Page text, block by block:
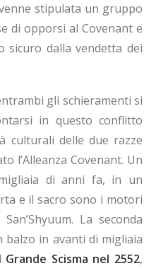
stipulata un gruppo
di opporsi al Covenant e
dalla vendetta dei
gli schieramenti si
in questo conflitto
culturali delle due razze
l’Alleanza Covenant. Un
di anni fa, in un
e il sacro sono i motori
La seconda
balzo in avanti di migliaia
Grande Scisma nel 2552,